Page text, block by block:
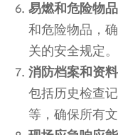
易燃和危险物
和危险物品，
关的安全规定。
消防档案和资
包括历史检查
等，确保所有